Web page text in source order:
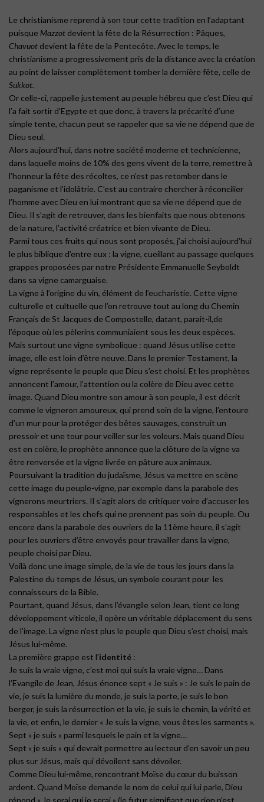
Le christianisme reprend à son tour cette tradition en l’adaptant
puisque Mazzot devient la fête de la Résurrection : Pâques,
Chavuot devient la fête de la Pentecôte. Avec le temps, le
christianisme a progressivement pris de la distance avec la création
au point de laisser complètement tomber la dernière fête, celle de
Sukkot.
Or celle-ci, rappelle justement au peuple hébreu que c’est Dieu qui
l’a fait sortir d’Egypte et que donc, à travers la précarité d’une
simple tente, chacun peut se rappeler que sa vie ne dépend que de
Dieu seul.
Alors aujourd’hui, dans notre société moderne et technicienne,
dans laquelle moins de 10% des gens vivent de la terre, remettre à
l’honneur la fête des récoltes, ce n’est pas retomber dans le
paganisme et l’idolâtrie. C’est au contraire chercher à réconcilier
l’homme avec Dieu en lui montrant que sa vie ne dépend que de
Dieu. Il s’agit de retrouver, dans les bienfaits que nous obtenons
de la nature, l’activité créatrice et bien vivante de Dieu.
Parmi tous ces fruits qui nous sont proposés, j’ai choisi aujourd’hui
le plus biblique d’entre eux : la vigne, cueillant au passage quelques
grappes proposées par notre Présidente Emmanuelle Seyboldt
dans sa vigne camarguaise.
La vigne à l’origine du vin, élément de l’eucharistie. Cette vigne
culturelle et cultuelle que l’on retrouve tout au long du Chemin
Français de St Jacques de Compostelle, datant, parait-il,de
l’époque où les pèlerins communiaient sous les deux espèces.
Mais surtout une vigne symbolique : quand Jésus utilise cette
image, elle est loin d’être neuve. Dans le premier Testament, la
vigne représente le peuple que Dieu s’est choisi. Et les prophètes
annoncent l’amour, l’attention ou la colère de Dieu avec cette
image. Quand Dieu montre son amour à son peuple, il est décrit
comme le vigneron amoureux, qui prend soin de la vigne, l’entoure
d’un mur pour la protéger des bêtes sauvages, construit un
pressoir et une tour pour veiller sur les voleurs. Mais quand Dieu
est en colère, le prophète annonce que la clôture de la vigne va
être renversée et la vigne livrée en pâture aux animaux.
Poursuivant la tradition du judaïsme, Jésus va mettre en scène
cette image du peuple-vigne, par exemple dans la parabole des
vignerons meurtriers. Il s’agit alors de critiquer voire d’accuser les
responsables et les chefs qui ne prennent pas soin du peuple. Ou
encore dans la parabole des ouvriers de la 11ème heure, il s’agit
pour les ouvriers d’être envoyés pour travailler dans la vigne,
peuple choisi par Dieu.
Voilà donc une image simple, de la vie de tous les jours dans la
Palestine du temps de Jésus, un symbole courant pour les
connaisseurs de la Bible.
Pourtant, quand Jésus, dans l’évangile selon Jean, tient ce long
développement viticole, il opère un véritable déplacement du sens
de l’image. La vigne n’est plus le peuple que Dieu s’est choisi, mais
Jésus lui-même.
La première grappe est l’identité :
Je suis la vraie vigne, c’est moi qui suis la vraie vigne… Dans
l’Evangile de Jean, Jésus énonce sept « Je suis » : Je suis le pain de
vie, je suis la lumière du monde, je suis la porte, je suis le bon
berger, je suis la résurrection et la vie, je suis le chemin, la vérité et
la vie, et enfin, le dernier « Je suis la vigne, vous êtes les sarments ».
Sept « je suis » parmi lesquels le pain et la vigne…
Sept « je suis » qui devrait permettre au lecteur d’en savoir un peu
plus sur Jésus, mais qui dévoilent sans dévoiler.
Comme Dieu lui-même, rencontrant Moïse du cœur du buisson
ardent. Quand Moïse demande le nom de celui qui lui parle, Dieu
répond « Je serai qui je serai » (le futur signifiant que rien n’est